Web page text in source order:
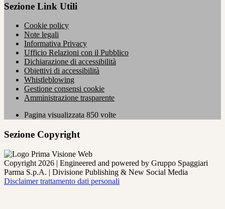
Sezione Link Utili
Cookie policy
Note legali
Informativa Privacy
Ufficio Relazioni con il Pubblico
Dichiarazione di accessibilità
Obiettivi di accessibilità
Whistleblowing
Gestione consensi cookie
Amministrazione trasparente
Pagina visualizzata 850 volte
Sezione Copyright
Copyright 2026 | Engineered and powered by Gruppo Spaggiari
Parma S.p.A. | Divisione Publishing & New Social Media
Disclaimer trattamento dati personali